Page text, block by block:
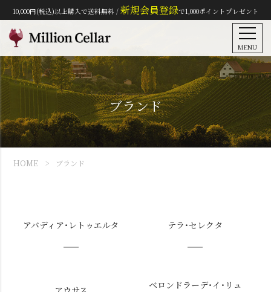
10,000円(税込)以上購入で送料無料 / 新規会員登録で1,000ポイントプレゼント
MENU
ブランド
HOME ブランド
アバディア・レトゥエルタ テラ・セレクタ
ベロンドラーデ・イ・リュ